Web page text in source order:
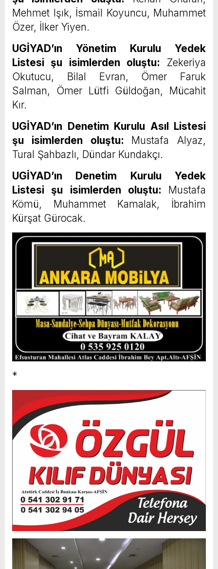
Mehmet Işık, İsmail Koyuncu, Muhammet
Özer, İlker Yiyen.
UGİYAD’ın Yönetim Kurulu Yedek
Listesi şu isimlerden oluştu: Zekeriya
Okutucu, Bilal Evran, Ömer Faruk
Salman, Ömer Lütfi Güldoğan, Mücahit
Kır.
UGİYAD’ın Denetim Kurulu Asıl Listesi
şu isimlerden oluştu:
Mustafa Alyaz,
Tural Şahbazlı, Dündar Kundakçı.
UGİYAD’ın Denetim Kurulu Yedek
Listesi şu isimlerden oluştu:
Mustafa
Kömü, Muhammet Kamalak, İbrahim
Kürşat Gürocak.
*